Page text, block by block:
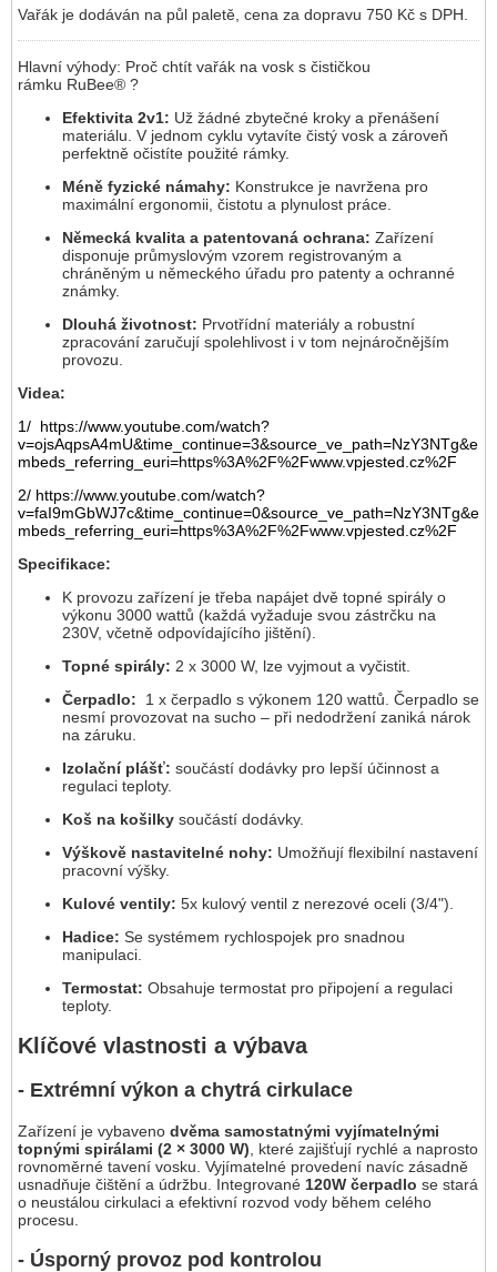
Vařák je dodáván na půl paletě, cena za dopravu 750 Kč s DPH.
Hlavní výhody: Proč chtít vařák na vosk s čističkou
rámku RuBee® ?
Efektivita 2v1: Už žádné zbytečné kroky a přenášení
materiálu. V jednom cyklu vytavíte čistý vosk a zároveň
perfektně očistíte použité rámky.
Méně fyzické námahy: Konstrukce je navržena pro
maximální ergonomii, čistotu a plynulost práce.
Německá kvalita a patentovaná ochrana: Zařízení
disponuje průmyslovým vzorem registrovaným a
chráněným u německého úřadu pro patenty a ochranné
známky.
Dlouhá životnost: Prvotřídní materiály a robustní
zpracování zaručují spolehlivost i v tom nejnáročnějším
provozu.
Videa:
1/ https://www.youtube.com/watch?
v=ojsAqpsA4mU&time_continue=3&source_ve_path=NzY3NTg&e
mbeds_referring_euri=https%3A%2F%2Fwww.vpjested.cz%2F
2/ https://www.youtube.com/watch?
v=faI9mGbWJ7c&time_continue=0&source_ve_path=NzY3NTg&e
mbeds_referring_euri=https%3A%2F%2Fwww.vpjested.cz%2F
Specifikace:
K provozu zařízení je třeba napájet dvě topné spirály o
výkonu 3000 wattů (každá vyžaduje svou zástrčku na
230V, včetně odpovídajícího jištění).
Topné spirály: 2 x 3000 W, lze vyjmout a vyčistit.
Čerpadlo: 1 x čerpadlo s výkonem 120 wattů. Čerpadlo se
nesmí provozovat na sucho – při nedodržení zaniká nárok
na záruku.
Izolační plášť: součástí dodávky pro lepší účinnost a
regulaci teploty.
Koš na košilky součástí dodávky.
Výškově nastavitelné nohy: Umožňují flexibilní nastavení
pracovní výšky.
Kulové ventily: 5x kulový ventil z nerezové oceli (3/4").
Hadice: Se systémem rychlospojek pro snadnou
manipulaci.
Termostat: Obsahuje termostat pro připojení a regulaci
teploty.
Klíčové vlastnosti a výbava
- Extrémní výkon a chytrá cirkulace
Zařízení je vybaveno dvěma samostatnými vyjímatelnými
topnými spirálami (2 × 3000 W) , které zajišťují rychlé a naprosto
rovnoměrné tavení vosku. Vyjímatelné provedení navíc zásadně
usnadňuje čištění a údržbu. Integrované 120W čerpadlo se stará
o neustálou cirkulaci a efektivní rozvod vody během celého
procesu.
- Úsporný provoz pod kontrolou